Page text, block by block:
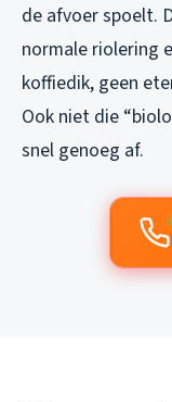
de afvoer spoelt.
normale riolering
koffiedik, geen
Ook niet die
snel genoeg af.